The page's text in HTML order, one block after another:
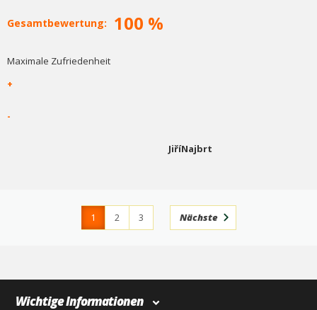
Gesamtbewertung: 100 %
Maximale Zufriedenheit
+
-
JiříNajbrt
1 2
3
Nächste
Wichtige Informationen